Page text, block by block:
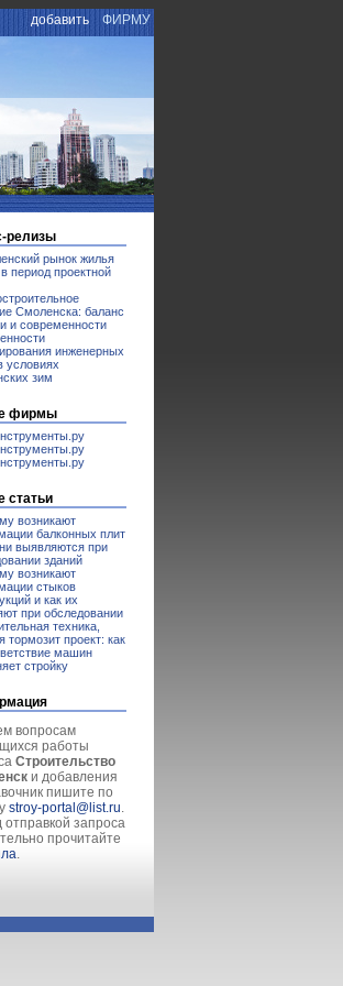
добавить ФИРМУ
релизы
рынок жилья
период проектной
Смоленска: баланс
и современности
инженерных
условиях
зим
фирмы
статьи
возникают
балконных плит
выявляются при
зданий
возникают
стыков
и как их
при обследовании
техника,
тормозит проект: как
машин
стройку
вопросам
работы
Строительство
и добавления
пишите по
stroy-portal@list.ru.
отправкой запроса
прочитайте
.